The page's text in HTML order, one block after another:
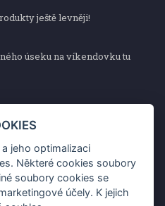
ještě levněji!
úseku na víkendovku tu
úseku na víkendovku tu
s naCOOPkou sekerku Fiskars
ty nejlepší ceny z letáku!
jeho optimalizaci
Některé cookies soubory
soubory cookies se
účely. K jejich